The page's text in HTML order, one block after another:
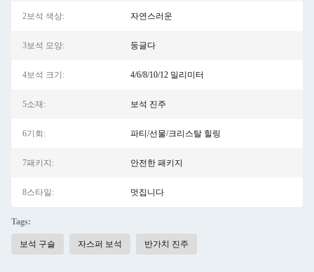
2보석 색상: 자연스러운
3보석 모양: 둥글다
4보석 크기: 4/6/8/10/12 밀리미터
5소재: 보석 진주
6기회: 파티/선물/크리스탈 힐링
7패키지: 안전한 패키지
8스타일: 멋집니다
Tags:
보석 구슬 자스퍼 보석 반가치 진주